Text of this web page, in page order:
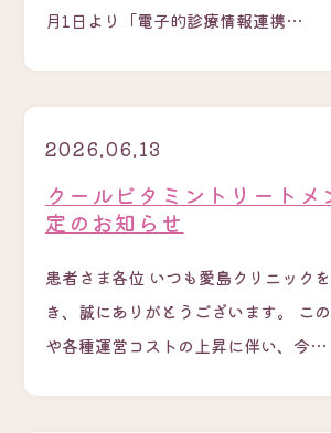
月1日より「電子的診療情報連携…
2026.06.13
クールビタミントリートメ
定のお知らせ
患者さま各位 いつも愛島クリニック
き、誠にありがとうございます。 こ
や各種運営コストの上昇に伴い、今…